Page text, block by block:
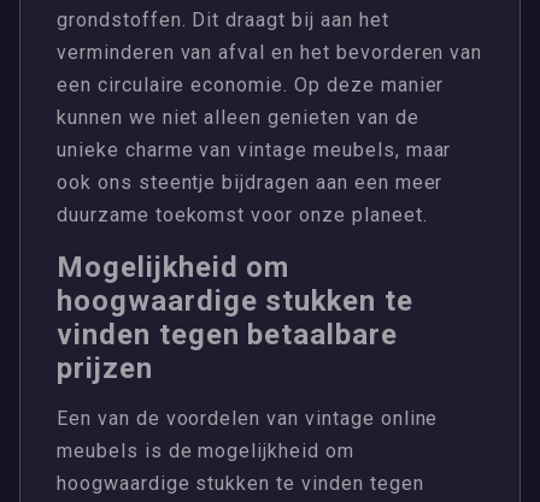
grondstoffen. Dit draagt bij aan het
verminderen van afval en het bevorderen van
een circulaire economie. Op deze manier
kunnen we niet alleen genieten van de
unieke charme van vintage meubels, maar
ook ons steentje bijdragen aan een meer
duurzame toekomst voor onze planeet.
Mogelijkheid om
hoogwaardige stukken te
vinden tegen betaalbare
prijzen
Een van de voordelen van vintage online
meubels is de mogelijkheid om
hoogwaardige stukken te vinden tegen